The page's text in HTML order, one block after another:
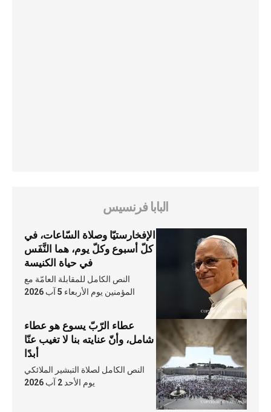
البابا فرنسيس
الإفخارستيّا وصلاة السّاعات، في
كلّ أسبوع وكلّ يوم، هما النَّفَس
في حياة الكنيسة
النص الكامل للمقابلة العامّة مع
المؤمنين يوم الأربعاء 5 آب 2026
عطاء الرّبّ يسوع هو عطاء
شامل، وأنّ عنايته بنا لا تغيب عنّا
أبدًا
النص الكامل لصلاة التبشير الملائكي
يوم الأحد 2 آب 2026